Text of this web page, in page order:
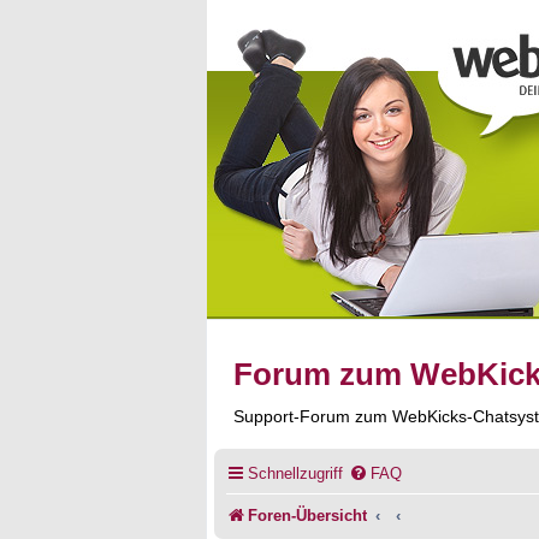
Forum zum
Support-Forum zum WebKicks-
Schnellzugriff FAQ
Foren-Übersicht